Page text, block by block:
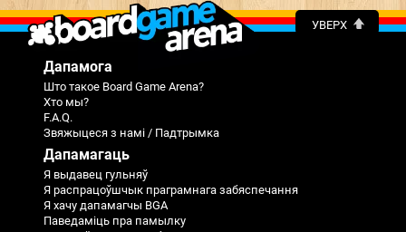
УВЕРХ
Дапамога
Што такое Board Game Arena?
Хто мы?
F.A.Q.
Звяжыцеся з намі / Падтрымка
Дапамагаць
Я выдавец гульняў
Я распрацоўшчык праграмнага забяспечання
Я хачу дапамагчы BGA
Паведаміць пра памылку